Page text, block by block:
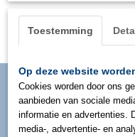
Toestemming
Op deze website
Cookies worden door ons
aanbieden van sociale
informatie en advertenties.
media-, advertentie- en